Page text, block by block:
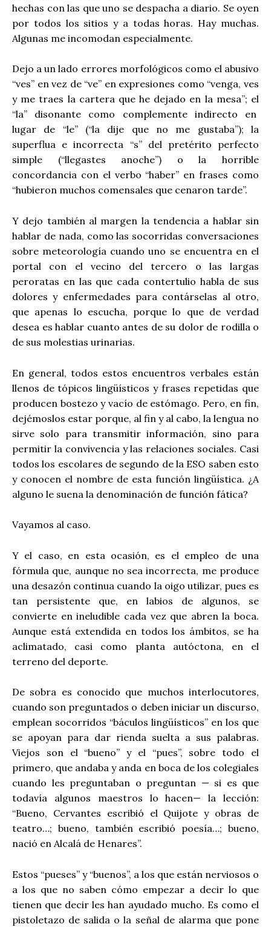
hechas con las que uno se despacha a diario. Se oyen
por todos los sitios y a todas horas. Hay muchas.
Algunas me incomodan especialmente.
Dejo a un lado errores morfológicos como el abusivo
“ves” en vez de “ve” en expresiones como “venga, ves
y me traes la cartera que he dejado en la mesa”; el
“la” disonante como complemente indirecto en
lugar de “le” (“la dije que no me gustaba”); la
superflua e incorrecta “s” del pretérito perfecto
simple (“llegastes anoche”) o la horrible
concordancia con el verbo “haber” en frases como
“hubieron muchos comensales que cenaron tarde”.
Y dejo también al margen la tendencia a hablar sin
hablar de nada, como las socorridas conversaciones
sobre meteorología cuando uno se encuentra en el
portal con el vecino del tercero o las largas
peroratas en las que cada contertulio habla de sus
dolores y enfermedades para contárselas al otro,
que apenas lo escucha, porque lo que de verdad
desea es hablar cuanto antes de su dolor de rodilla o
de sus molestias urinarias.
En general, todos estos encuentros verbales están
llenos de tópicos lingüísticos y frases repetidas que
producen bostezo y vacío de estómago. Pero, en fin,
dejémoslos estar porque, al fin y al cabo, la lengua no
sirve solo para transmitir información, sino para
permitir la convivencia y las relaciones sociales. Casi
todos los escolares de segundo de la ESO saben esto
y conocen el nombre de esta función lingüística. ¿A
alguno le suena la denominación de función fática?
Vayamos al caso.
Y el caso, en esta ocasión, es el empleo de una
fórmula que, aunque no sea incorrecta, me produce
una desazón continua cuando la oigo utilizar, pues es
tan persistente que, en labios de algunos, se
convierte en ineludible cada vez que abren la boca.
Aunque está extendida en todos los ámbitos, se ha
aclimatado, casi como planta autóctona, en el
terreno del deporte.
De sobra es conocido que muchos interlocutores,
cuando son preguntados o deben iniciar un discurso,
emplean socorridos “báculos lingüísticos” en los que
se apoyan para dar rienda suelta a sus palabras.
Viejos son el “bueno” y el “pues”, sobre todo el
primero, que andaba y anda en boca de los colegiales
cuando les preguntaban o preguntan — si es que
todavía algunos maestros lo hacen— la lección:
“Bueno, Cervantes escribió el Quijote y obras de
teatro…; bueno, también escribió poesía…; bueno,
nació en Alcalá de Henares”.
Estos “pueses” y “buenos”, a los que están nerviosos o
a los que no saben cómo empezar a decir lo que
tienen que decir les han ayudado mucho. Es como el
pistoletazo de salida o la señal de alarma que pone